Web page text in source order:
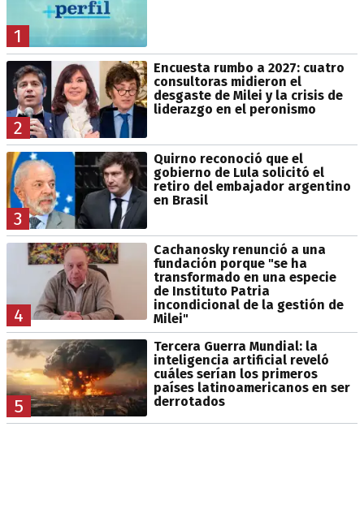
1
2
Encuesta rumbo a 2027: cuatro
consultoras midieron el
desgaste de Milei y la crisis de
liderazgo en el peronismo
3
Quirno reconoció que el
gobierno de Lula solicitó el
retiro del embajador argentino
en Brasil
4
Cachanosky renunció a una
fundación porque "se ha
transformado en una especie
de Instituto Patria
incondicional de la gestión de
Milei"
5
Tercera Guerra Mundial: la
inteligencia artificial reveló
cuáles serían los primeros
países latinoamericanos en ser
derrotados